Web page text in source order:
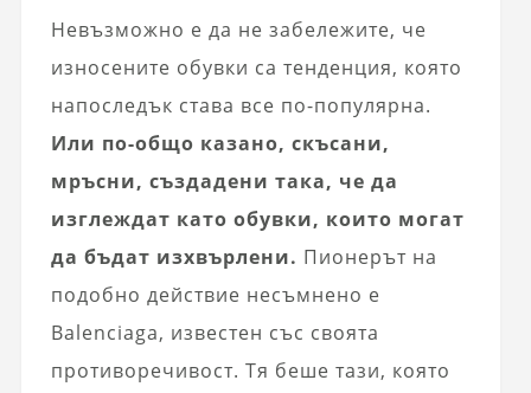
Невъзможно е да не забележите, че
износените обувки са тенденция, която
напоследък става все по-популярна.
Или по-общо казано, скъсани,
мръсни, създадени така, че да
изглеждат като обувки, които могат
да бъдат изхвърлени. Пионерът на
подобно действие несъмнено е
Balenciaga, известен със своята
противоречивост. Тя беше тази, която